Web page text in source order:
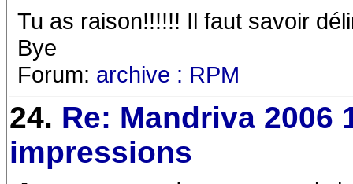
Tu as raison!!!!!! Il faut savoir
Bye
Forum: archive : RPM
24. Re: Mandriva 2006
impressions